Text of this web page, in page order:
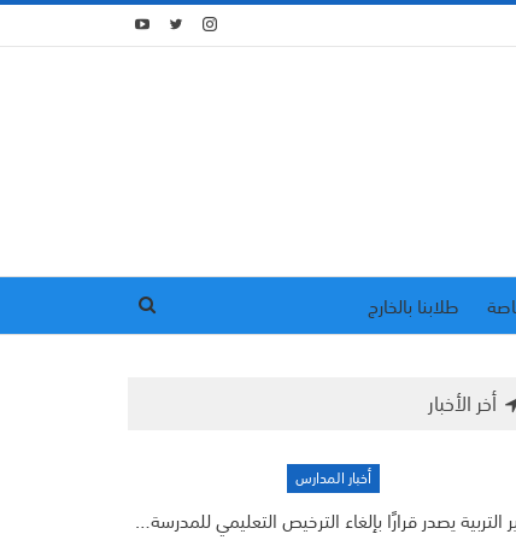
طلابنا بالخارج
أخر الأخبار
أخبار المدارس
التربية يصدر قرارًا بإلغاء الترخيص التعليمي للمدرسة…